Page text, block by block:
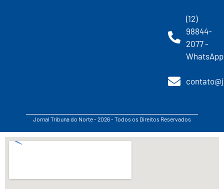
(12)
98844-
2077 -
WhatsApp
Jornal Tribuna do Norte - 2026 - Todos os Direitos Reservados